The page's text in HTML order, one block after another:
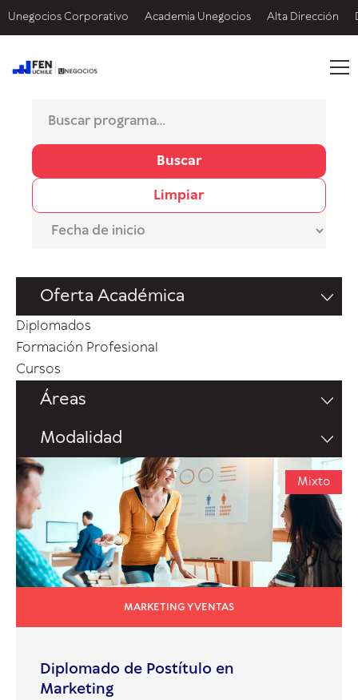
Unegocios Corporativo Academia Unegocios Alta Dirección
Buscar
Limpiar
Oferta Académica
Diplomados
Formación Profesional
Cursos
Áreas
Modalidad
Mixto
MARKETING Y VENTAS
Diplomado de Postítulo en
Marketing